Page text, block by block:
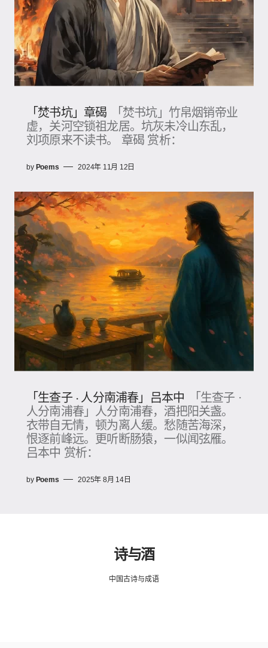
「焚书坑」章碣
「焚书坑」竹帛烟销帝业
虚，关河空锁祖龙居。坑灰未冷山东乱，
刘项原来不读书。 章碣 赏析：
by Poems 2024年 11月 12日
「生查子 · 人分南浦春」吕本中
「生查子 ·
人分南浦春」人分南浦春，酒把阳关盏。
衣带自无情，顿为离人缓。愁随苦海深，
恨逐前峰远。更听断肠猿，一似闻弦雁。
吕本中 赏析：
by Poems 2025年 8月 14日
诗与酒
中国古诗与成语